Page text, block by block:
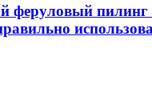
феруловый пилинг